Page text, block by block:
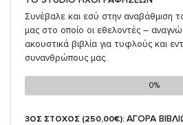
Συνέβαλε και εσύ στην αναβάθμιση
μας στο οποίο οι εθελοντές –
ακουστικά βιβλία για τυφλούς και
συνανθρώπους μας.
0%
0%
3ΟΣ ΣΤΟΧΟΣ (250,00€): ΑΓΟΡΑ